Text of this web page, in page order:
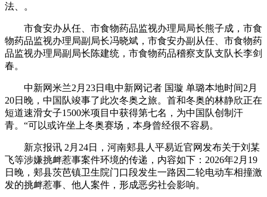
法、。
市食安办从任、市食物药品监视办理局局长熊子成，市食
物药品监视办理局副局长冯晓斌，市食安办副从任、市食物药
品监视办理局副局长陈建统，市食物药品稽察支队支队长李剑
春。
中新网米兰2月23日电中新网记者 国璇 单璐本地时间2月
20日晚，中国队竣事了此次冬奥之旅。首和冬奥的林静欣正在
短道速滑女子1500米项目中获得第七名，为中国队创制汗
青。“可以或许坐上冬奥赛场，本身曾经很不容易。
新京报讯 2月24日，河南郏县人平易近官网发布关于刘某
飞等涉嫌挑衅惹事案件环境的传递，内容如下：2026年2月19
日晚，郏县茨芭镇卫生院门口段发生一路因二轮电动车相撞激
发的挑衅惹事、他人案件，形成恶劣社会影响。